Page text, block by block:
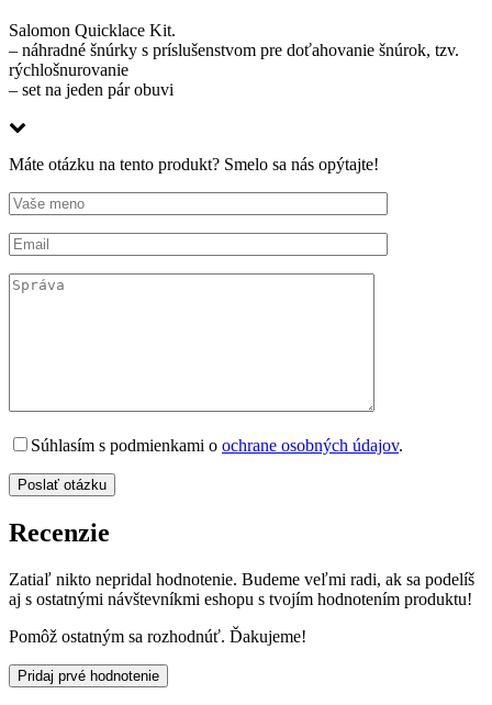
Salomon Quicklace Kit.
– náhradné šnúrky s príslušenstvom pre doťahovanie šnúrok, tzv.
rýchlošnurovanie
– set na jeden pár obuvi
Máte otázku na tento produkt? Smelo sa nás opýtajte!
Súhlasím s podmienkami o ochrane osobných údajov.
Recenzie
Zatiaľ nikto nepridal hodnotenie. Budeme veľmi radi, ak sa podelíš
aj s ostatnými návštevníkmi eshopu s tvojím hodnotením produktu!
Pomôž ostatným sa rozhodnúť. Ďakujeme!
Pridaj prvé hodnotenie